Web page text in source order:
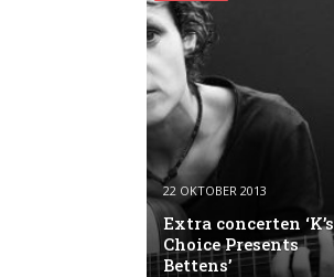
22 OKTOBER 2013
Extra concerten ‘K’s
Choice Presents
Bettens’